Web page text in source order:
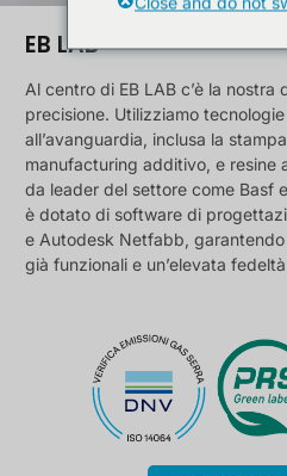
EB LAB
Al centro di EB LAB c’è la nostra
precisione. Utilizziamo
all’avanguardia, inclusa la
manufacturing additivo, e resine
da leader del settore come Basf
è dotato di software di
e Autodesk Netfabb,
già funzionali e un’elevata